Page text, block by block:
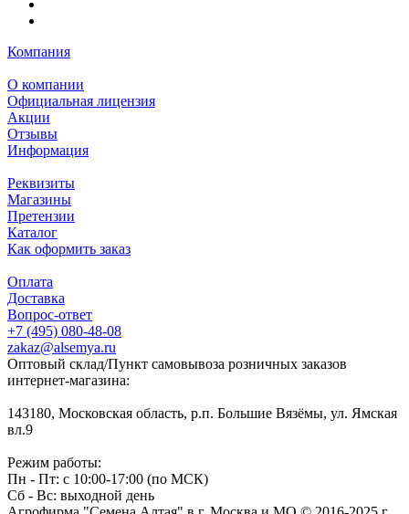
Компания
О компании
Официальная лицензия
Акции
Отзывы
Информация
Реквизиты
Магазины
Претензии
Каталог
Как оформить заказ
Оплата
Доставка
Вопрос-ответ
+7 (495) 080-48-08
zakaz@alsemya.ru
Оптовый склад/Пункт самовывоза розничных заказов
интернет-магазина:
143180, Московская область, р.п. Большие Вязёмы, ул. Ямская
вл.9
Режим работы:
Пн - Пт: с 10:00-17:00 (по МСК)
Сб - Вс: выходной день